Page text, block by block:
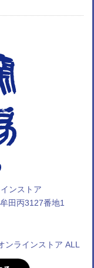
ンストア
田丙3127番地1
ンラインストア ALL